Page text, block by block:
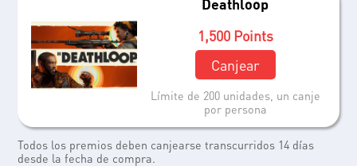
1,500 Points
Canjear
Límite de 200 unidades, un canje
por persona
Todos los premios deben canjearse transcurridos 14 días
desde la fecha de compra.